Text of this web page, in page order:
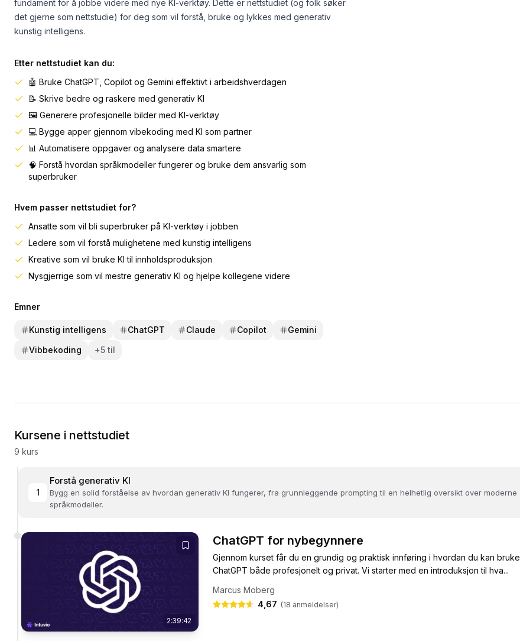
fundament for å jobbe videre med nye KI-verktøy. Dette er nettstudiet (og folk søker
det gjerne som nettstudie) for deg som vil forstå, bruke og lykkes med generativ
kunstig intelligens.
Etter nettstudiet kan du:
🤖 Bruke ChatGPT, Copilot og Gemini effektivt i arbeidshverdagen
📝 Skrive bedre og raskere med generativ KI
🖼️ Generere profesjonelle bilder med KI-verktøy
💻 Bygge apper gjennom vibekoding med KI som partner
📊 Automatisere oppgaver og analysere data smartere
🧠 Forstå hvordan språkmodeller fungerer og bruke dem ansvarlig som
superbruker
Hvem passer nettstudiet for?
Ansatte som vil bli superbruker på KI-verktøy i jobben
Ledere som vil forstå mulighetene med kunstig intelligens
Kreative som vil bruke KI til innholdsproduksjon
Nysgjerrige som vil mestre generativ KI og hjelpe kollegene videre
Emner
Kunstig intelligens ChatGPT Claude Copilot
Gemini
Vibbekoding
+5 til
Kursene i nettstudiet
9 kurs
1
Forstå generativ KI
Bygg en solid forståelse av hvordan generativ KI fungerer, fra grunnleggende prompting til en helhetlig oversikt over moderne
språkmodeller.
2:39:42
ChatGPT for nybegynnere
Gjennom kurset får du en grundig og praktisk innføring i hvordan du kan bruke
ChatGPT både profesjonelt og privat. Vi starter med en introduksjon til hva...
Marcus Moberg
4,67 (18 anmeldelser)